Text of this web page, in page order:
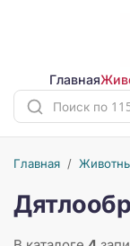
Главная
Главная /